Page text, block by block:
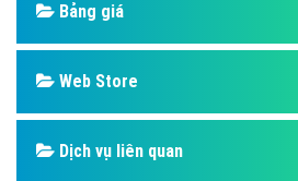
Bảng giá
Web Store
Dịch vụ liên quan